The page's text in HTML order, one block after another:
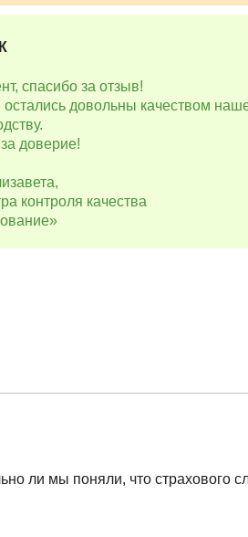
спасибо за отзыв!
довольны качеством
доверие!
контроля качества
ли мы поняли, что страхового